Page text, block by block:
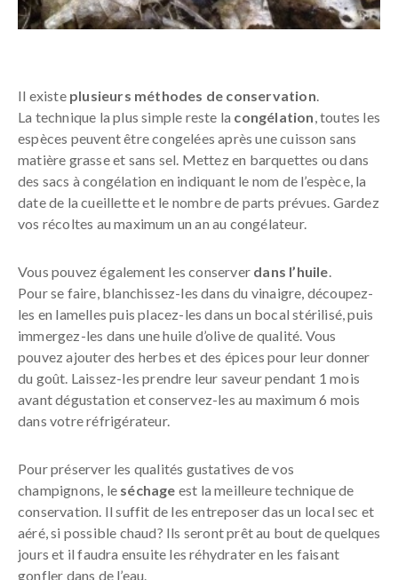
Il existe plusieurs méthodes de conservation
La technique la plus simple reste la congélation , toutes les
espèces peuvent être congelées après une cuisson sans
matière grasse et sans sel. Mettez en barquettes ou dans
des sacs à congélation en indiquant le nom de l’espèce, la
date de la cueillette et le nombre de parts prévues. Gardez
vos récoltes au maximum un an au congélateur.
Vous pouvez également les conserver dans l’huile
Pour se faire, blanchissez-les dans du vinaigre, découpez-
les en lamelles puis placez-les dans un bocal stérilisé, puis
immergez-les dans une huile d’olive de qualité. Vous
pouvez ajouter des herbes et des épices pour leur donner
du goût. Laissez-les prendre leur saveur pendant 1 mois
avant dégustation et conservez-les au maximum 6 mois
dans votre réfrigérateur.
Pour préserver les qualités gustatives de vos
champignons, le séchage est la meilleure technique de
conservation. Il suffit de les entreposer das un local sec et
aéré, si possible chaud? Ils seront prêt au bout de quelques
jours et il faudra ensuite les réhydrater en les faisant
gonfler dans de l’eau.